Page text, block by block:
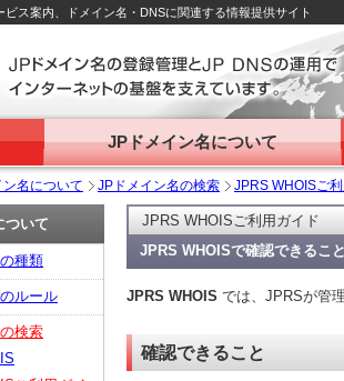
ビス案内、ドメイン名・DNSに関連する情報提供サイト
JPドメイン名について
名について JPドメイン名の検索 JPRS WHOISご
JPRS WHOISご利用ガイド
JPRS WHOISで確認できるこ
JPRS WHOIS では、JPRSが管
確認できること
ついて
種類
ルール
検索